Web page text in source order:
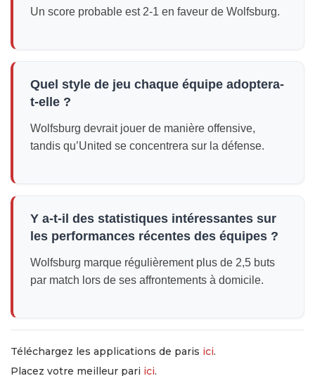
Un score probable est 2-1 en faveur de Wolfsburg.
Quel style de jeu chaque équipe adoptera-
t-elle ?
Wolfsburg devrait jouer de manière offensive,
tandis qu’United se concentrera sur la défense.
Y a-t-il des statistiques intéressantes sur
les performances récentes des équipes ?
Wolfsburg marque régulièrement plus de 2,5 buts
par match lors de ses affrontements à domicile.
Téléchargez les applications de paris ici.
Placez votre meilleur pari ici.